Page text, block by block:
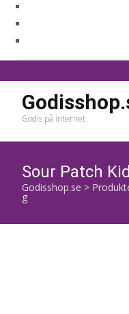
Godis på internet
Sour Patch
Godisshop.se >
g